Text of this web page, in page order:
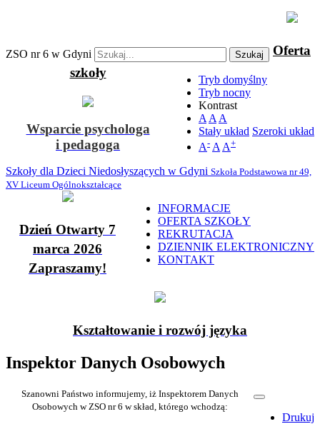
ZSO nr 6 w Gdyni Szukaj
Tryb domyślny
Tryb nocny
Kontrast
A A A
Stały układ Szeroki układ
A- A A+
Szkoły dla Dzieci Niedosłyszących w Gdyni Szkoła Podstawowa nr 49,
XV Liceum Ogólnokształcące
INFORMACJE
OFERTA SZKOŁY
REKRUTACJA
DZIENNIK ELEKTRONICZNY
KONTAKT
Oferta
szkoły
Wsparcie psychologa
i pedagoga
Dzień Otwarty 7
marca 2026
Zapraszamy!
Kształtowanie i rozwój języka
Inspektor Danych Osobowych
Drukuj
Szanowni Państwo informujemy, iż Inspektorem Danych
Osobowych w ZSO nr 6 w skład, którego wchodzą: